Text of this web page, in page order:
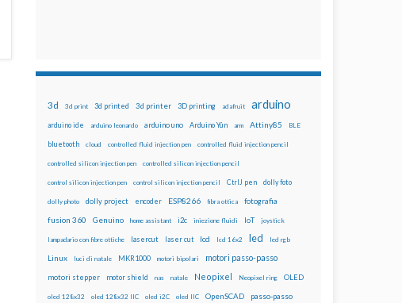
3d 3d print 3d printed 3d printer 3D printing adafruit arduino
arduino ide arduino leonardo arduino uno Arduino Yún arm Attiny85 BLE
bluetooth cloud controlled fluid injection pen controlled fluid injection pencil
controlled silicon injection pen controlled silicon injection pencil
control silicon injection pen control silicon injection pencil CtrlJ pen dolly foto
dolly photo dolly project encoder ESP8266 fibra ottica fotografia
fusion 360 Genuino home assistant i2c iniezione fluidi IoT joystick
lampadario con fibre ottiche lasercut laser cut lcd lcd 16x2 led led rgb
Linux luci di natale MKR1000 motori bipolari motori passo-passo
motori stepper motor shield nas natale Neopixel Neopixel ring OLED
oled 128x32 oled 128x32 IIC oled i2C oled IIC OpenSCAD passo-passo